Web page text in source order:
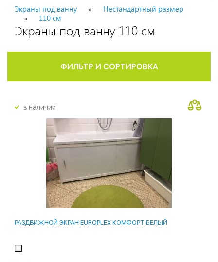
Экраны под ванну
Нестандартный размер
110 см
Экраны под ванну 110 см
ФИЛЬТР И СОРТИРОВКА
в наличии
РАЗДВИЖНОЙ ЭКРАН EUROPLEX КОМФОРТ БЕЛЫЙ